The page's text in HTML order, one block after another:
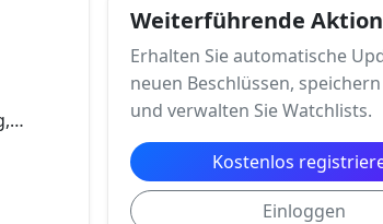
Weiterführende
Erhalten Sie automatische
neuen Beschlüssen, speichern
und verwalten Sie Watchlists.
Kostenlos
Einloggen